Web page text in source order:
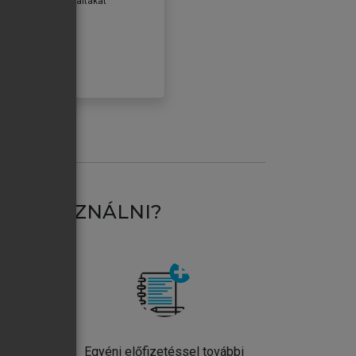
HASZNÁLNI?
Egyéni előfizetéssel további